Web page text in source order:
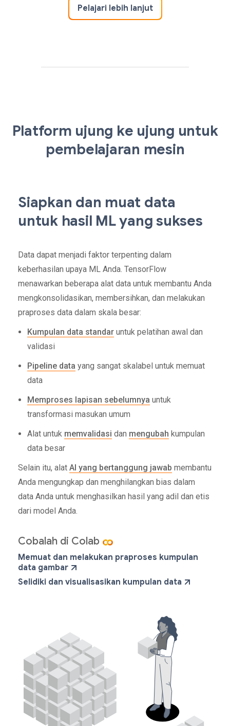
Pelajari lebih lanjut
Platform ujung ke ujung untuk
pembelajaran mesin
Siapkan dan muat data
untuk hasil ML yang sukses
Data dapat menjadi faktor terpenting dalam
keberhasilan upaya ML Anda. TensorFlow
menawarkan beberapa alat data untuk membantu Anda
mengkonsolidasikan, membersihkan, dan melakukan
praproses data dalam skala besar:
Kumpulan data standar untuk pelatihan awal dan
validasi
Pipeline data yang sangat skalabel untuk memuat
data
Memproses lapisan sebelumnya untuk
transformasi masukan umum
Alat untuk memvalidasi dan mengubah kumpulan
data besar
Selain itu, alat AI yang bertanggung jawab membantu
Anda mengungkap dan menghilangkan bias dalam
data Anda untuk menghasilkan hasil yang adil dan etis
dari model Anda.
Cobalah di Colab
Memuat dan melakukan praproses kumpulan
data gambar
Selidiki dan visualisasikan kumpulan data